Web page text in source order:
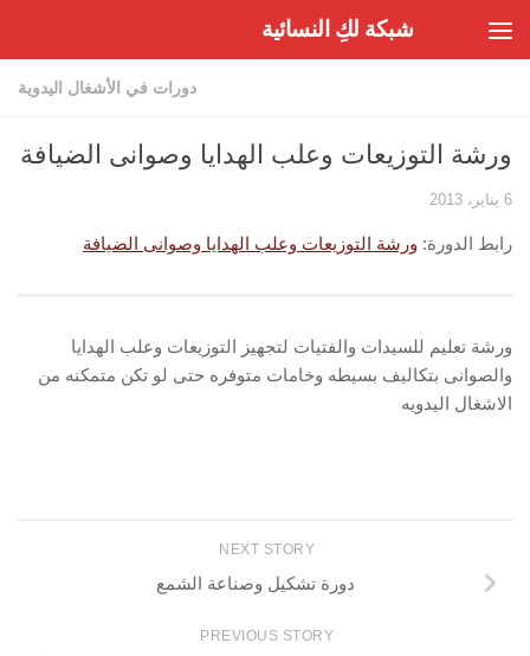
شبكة لكِ النسائية
دورات في الأشغال اليدوية
ورشة التوزيعات وعلب الهدايا وصوانى الضيافة
6 يناير، 2013
رابط الدورة: ورشة التوزيعات وعلب الهدايا وصوانى الضيافة
ورشة تعليم للسيدات والفتيات لتجهيز التوزيعات وعلب الهدايا
والصوانى بتكاليف بسيطه وخامات متوفره حتى لو تكن متمكنه من
الاشغال اليدويه
NEXT STORY
دورة تشكيل وصناعة الشمع
PREVIOUS STORY